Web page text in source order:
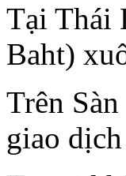
Tại Thái
Baht)
Trên
giao